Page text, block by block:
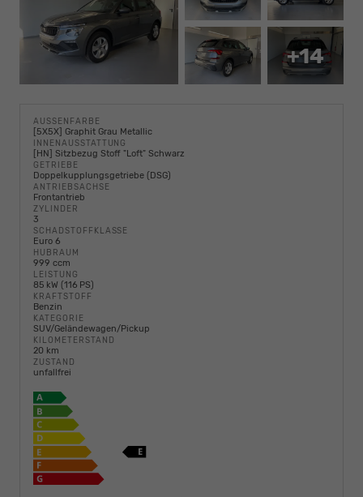
+14
AUSSENFARBE
[5X5X] Graphit Grau Metallic
INNENAUSSTATTUNG
[HN] Sitzbezug Stoff "Loft" Schwarz
GETRIEBE
Doppelkupplungsgetriebe (DSG)
ANTRIEBSACHSE
Frontantrieb
ZYLINDER
3
SCHADSTOFFKLASSE
Euro 6
HUBRAUM
999 ccm
LEISTUNG
85 kW (116 PS)
KRAFTSTOFF
Benzin
KATEGORIE
SUV/Geländewagen/Pickup
KILOMETERSTAND
20 km
ZUSTAND
unfallfrei